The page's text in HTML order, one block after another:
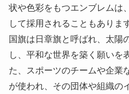
状や色彩をもつエンブレムは
して採用されることもありま
国旗は日章旗と呼ばれ、太陽
し、平和な世界を築く願いを
た、スポーツのチームや企業
が使われ、その団体や組織の